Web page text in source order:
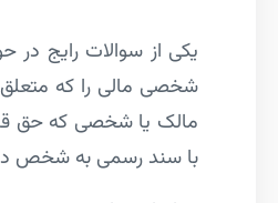
یکی از سوالات رایج در
شخصی مالی را که
مالک یا شخصی که حق
با سند رسمی به شخص